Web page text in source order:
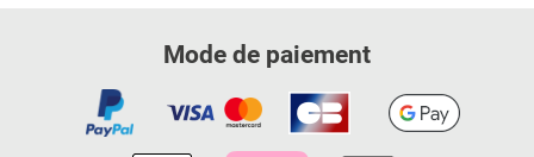
Mode de paiement